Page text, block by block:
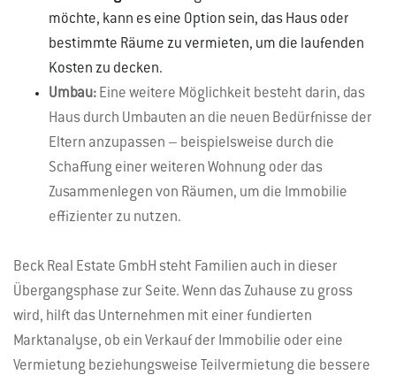
möchte, kann es eine Option sein, das Haus oder
bestimmte Räume zu vermieten, um die laufenden
Kosten zu decken.
Umbau: Eine weitere Möglichkeit besteht darin, das
Haus durch Umbauten an die neuen Bedürfnisse der
Eltern anzupassen – beispielsweise durch die
Schaffung einer weiteren Wohnung oder das
Zusammenlegen von Räumen, um die Immobilie
effizienter zu nutzen.
Beck Real Estate GmbH steht Familien auch in dieser
Übergangsphase zur Seite. Wenn das Zuhause zu gross
wird, hilft das Unternehmen mit einer fundierten
Marktanalyse, ob ein Verkauf der Immobilie oder eine
Vermietung beziehungsweise Teilvermietung die bessere